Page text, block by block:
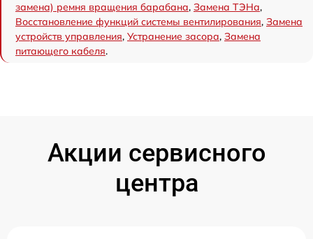
замена) ремня вращения барабана, Замена ТЭНа,
Восстановление функций системы вентилирования, Замена
устройств управления, Устранение засора, Замена
питающего кабеля.
Акции сервисного
центра